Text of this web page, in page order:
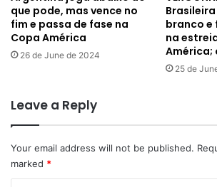
que pode, mas vence no
fim e passa de fase na
Copa América
26 de June de 2024
branco e
na
América;
25 de
Leave a Reply
Your email address will not be published.
marked *